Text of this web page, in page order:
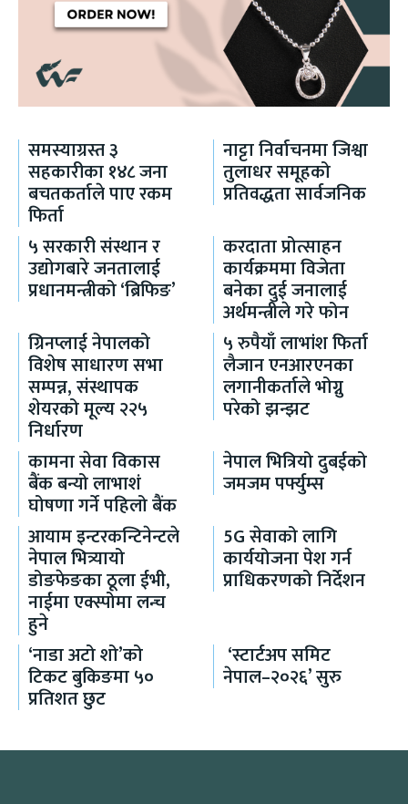
समस्याग्रस्त ३
सहकारीका १४८ जना
बचतकर्ताले पाए रकम
फिर्ता
नाट्टा निर्वाचनमा जिश्वा
तुलाधर समूहको
प्रतिवद्धता सार्वजनिक
५ सरकारी संस्थान र
उद्योगबारे जनतालाई
प्रधानमन्त्रीको ‘ब्रिफिङ’
करदाता प्रोत्साहन
कार्यक्रममा विजेता
बनेका दुई जनालाई
अर्थमन्त्रीले गरे फोन
ग्रिनप्लाई नेपालको
विशेष साधारण सभा
सम्पन्न, संस्थापक
शेयरको मूल्य २२५
निर्धारण
५ रुपैयाँ लाभांश फिर्ता
लैजान एनआरएनका
लगानीकर्ताले भोग्नु
परेको झन्झट
कामना सेवा विकास
बैंक बन्यो लाभाशं
घोषणा गर्ने पहिलो बैंक
नेपाल भित्रियो दुबईको
जमजम पर्फ्युम्स
आयाम इन्टरकन्टिनेन्टले
नेपाल भित्र्यायो
डोङफेङका ठूला ईभी,
नाईमा एक्स्पोमा लन्च
हुने
5G सेवाको लागि
कार्ययोजना पेश गर्न
प्राधिकरणको निर्देशन
‘नाडा अटो शो’को
टिकट बुकिङमा ५०
प्रतिशत छुट
‘स्टार्टअप समिट
नेपाल–२०२६’ सुरु